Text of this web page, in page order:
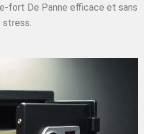
fort De Panne efficace et sans
stress.